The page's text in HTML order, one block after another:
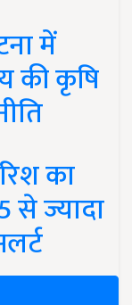
में
की कृषि
का
से ज्यादा